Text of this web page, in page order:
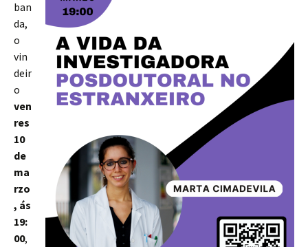
ban
da,
o
vin
deir
o
ven
res
10
de
ma
rzo
, ás
19:
00,